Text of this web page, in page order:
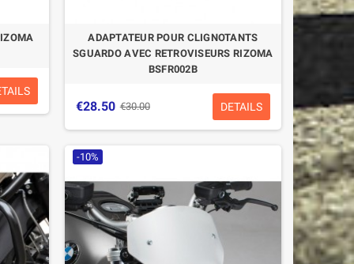
ADAPTATEUR POUR CLIGNOTANTS
SGUARDO AVEC RETROVISEURS RIZOMA
BSFR002B
€28.50 €30.00 DETAILS
-10%